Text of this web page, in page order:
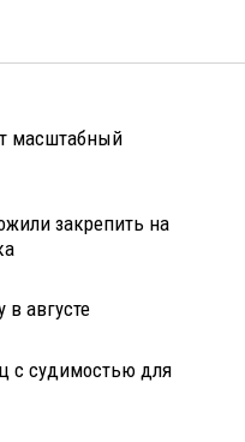
масштабный
закрепить на
августе
с судимостью для